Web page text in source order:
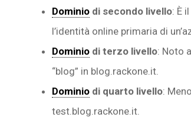
Dominiodi secondo livello: È
l’identità online primaria di
Dominiodi terzo livello: Noto
“blog” in blog.rackone.it.
Dominiodi quarto livello:
test.blog.rackone.it.